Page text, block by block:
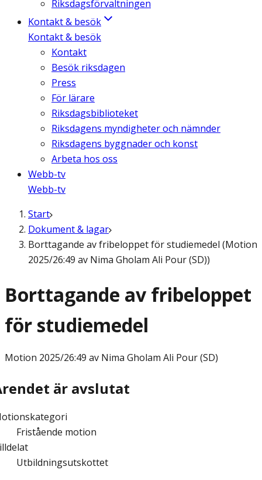
Riksdagsförvaltningen
Kontakt & besök
Kontakt & besök
Kontakt
Besök riksdagen
Press
För lärare
Riksdagsbiblioteket
Riksdagens myndigheter och nämnder
Riksdagens byggnader och konst
Arbeta hos oss
Webb-tv
Webb-tv
Start
Dokument & lagar
Borttagande av fribeloppet för studiemedel (Motion
2025/26:49 av Nima Gholam Ali Pour (SD))
Borttagande av fribeloppet
för studiemedel
Motion 2025/26:49 av Nima Gholam Ali Pour (SD)
är avslutat
Fristående motion
Utbildningsutskottet